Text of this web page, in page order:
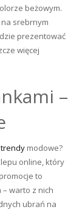
beżowym.
srebrnym
prezentować
więcej
–
trendy modowe?
online, który
to
warto z nich
ubrań na